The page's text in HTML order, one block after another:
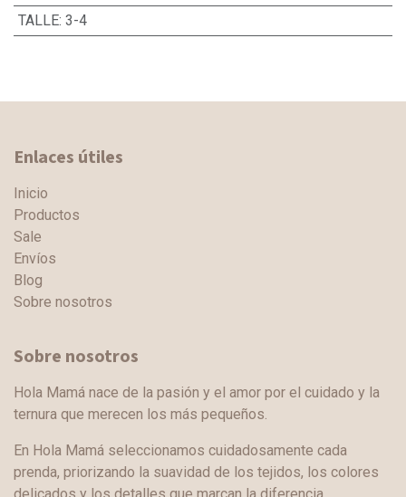
TALLE: 3-4
Enlaces útiles
Inicio
Productos
Sale
Envíos
Blog
Sobre nosotros
Sobre nosotros
Hola Mamá nace de la pasión y el amor por el cuidado y la
ternura que merecen los más pequeños.
En Hola Mamá seleccionamos cuidadosamente cada
prenda, priorizando la suavidad de los tejidos, los colores
delicados y los detalles que marcan la diferencia.